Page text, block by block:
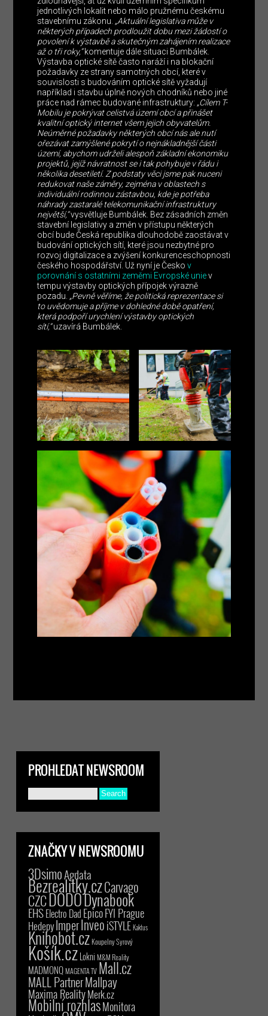
jednotlivých lokalit nebo málo pružnému českému
stavebnímu zákonu. „Aktuální legislativa může v
některých případech prodloužit dobu mezi žádostí o
povolení k výstavbě a skutečným zahájením realizace
až o tři roky,“komentuje dále situaci Bumbálek.
Výstavba optické sítě často naráží i na blokační
požadavky ze strany samotných obcí, které v
souvislosti s budováním optické sítě vyžadují
například i stavbu úplně nových chodníků nebo jiné
práce nad rámec budované infrastruktury: „Cílem T-
Mobilu je pokrývat celistvá území obcí a přinášet
kvalitní optický internet všem jejich obyvatelům.
Neúměrné požadavky některých obcí nás ale nutí
ořezávat zamýšlené pokrytí o nejnákladnější části
území, abychom udrželi alespoň základní ekonomiku
projektů, jejíž návratnost se i tak pohybuje v řádu i
několika desetiletí. Z podstaty věci jsme pak nuceni
redukovat naše záměry, zejména v oblastech s
individuální rodinnou zástavbou, kde je potřeba
náhrady zastaralé telekomunikační infrastruktury
největší,“vysvětluje Bumbálek. Bez zásadních změn
stavební legislativy a změn v přístupu některých
obcí bude Česká republika dlouhodobě zaostávat v
budování optických sítí, které jsou nezbytné pro
rozvoj digitalizace a zvýšení konkurenceschopnosti
českého hospodářství. Už nyní je Českov
porovnání s ostatními zeměmi Evropské uniev
tempu výstavby optických přípojek výrazně
pozadu. „Pevně věříme, že politická reprezentace si
to uvědomuje a příjme v dohledné době opatření,
která podpoří urychlení výstavby optických
sítí,“uzavírá Bumbálek.
PROHLEDAT NEWSROOM
ZNAČKY V NEWSROOMU
3DsimoAgdata
Bezrealitky.czCarvago
CZCDODODynabook
EHSElectro Dad EpicoFYI Prague
HedepyImperInveoiSTYLE Kaktus
Knihobot.czKoupelny Syrový
Košík.czLokni M&M Reality
MADMONQMAGENTA TV Mall.cz
MALL PartnerMallpay
Maxima RealityMerk.cz
Mobilní rozhlasMonitora